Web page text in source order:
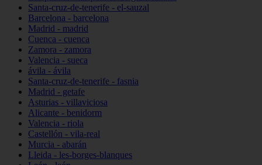
Santa-cruz-de-tenerife - el-sauzal
Barcelona - barcelona
Madrid - madrid
Cuenca - cuenca
Zamora - zamora
Valencia - sueca
ávila - ávila
Santa-cruz-de-tenerife - fasnia
Madrid - getafe
Asturias - villaviciosa
Alicante - benidorm
Valencia - riola
Castellón - vila-real
Murcia - abarán
Lleida - les-borges-blanques